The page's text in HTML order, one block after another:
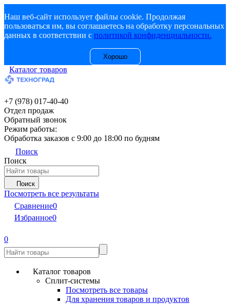
Наш веб-сайт использует файлы cookie. Продолжая
пользоваться им, вы соглашаетесь на обработку персональных
данных в соответствии с политикой конфиденциальности.
Хорошо
Каталог товаров
+7 (978) 017-40-40
Отдел продаж
Обратный звонок
Режим работы:
Обработка заказов с 9:00 до 18:00 по будням
Поиск
Поиск
Поиск
Посмотреть все результаты
Сравнение0
Избранное0
0
Каталог товаров
Сплит-системы
Посмотреть все товары
Для хранения товаров и продуктов